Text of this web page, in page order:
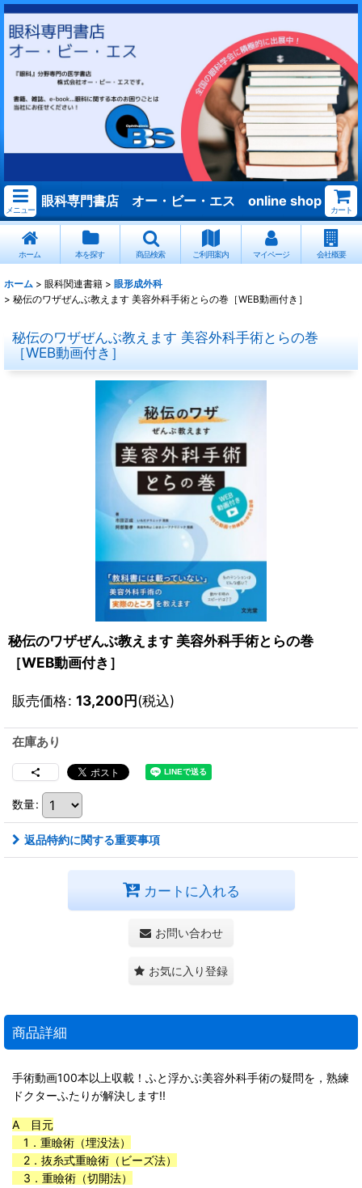
メニュー
眼科専門書店 オー・ビー・エス online shop
カート
ホーム 本を探す 商品検索 ご利用案内 マイページ 会社概要
ホーム > 眼科関連書籍 > 眼形成外科
> 秘伝のワザぜんぶ教えます 美容外科手術とらの巻［WEB動画付き］
秘伝のワザぜんぶ教えます 美容外科手術とらの巻
［WEB動画付き］
秘伝のワザぜんぶ教えます 美容外科手術とらの巻
［WEB動画付き］
販売価格: 13,200円(税込)
在庫あり
数量:
返品特約に関する重要事項
カートに入れる
お問い合わせ
お気に入り登録
商品詳細
手術動画100本以上収載！ふと浮かぶ美容外科手術の疑問を，熟練
ドクターふたりが解決します!!
A 目元
1．重瞼術（埋没法）
2．抜糸式重瞼術（ビーズ法）
3．重瞼術（切開法）